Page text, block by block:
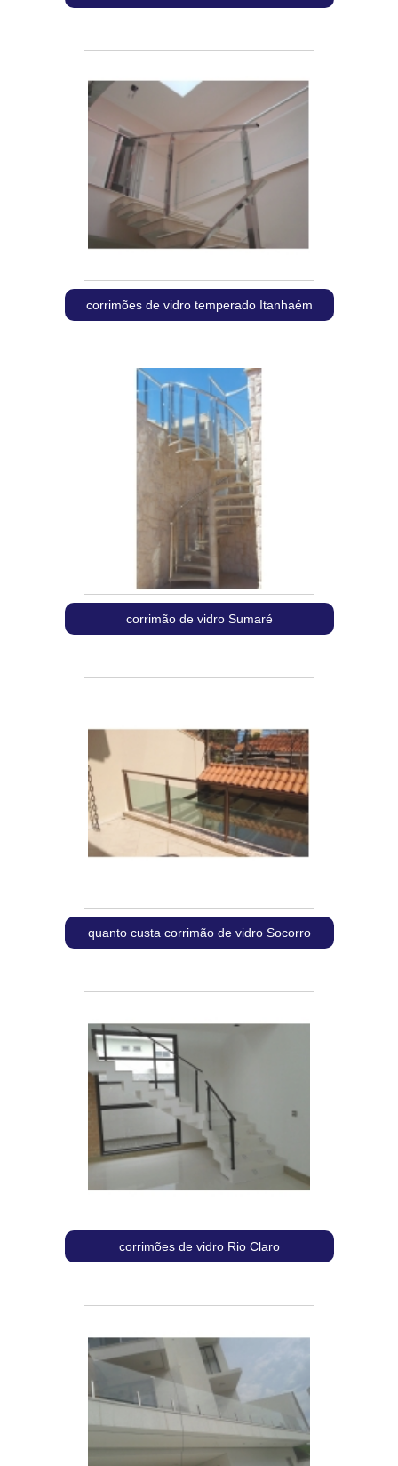
corrimões de vidro temperado Itanhaém
corrimão de vidro Sumaré
quanto custa corrimão de vidro Socorro
corrimões de vidro Rio Claro